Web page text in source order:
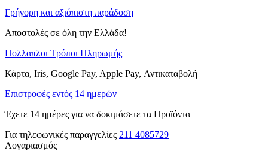
Γρήγορη και αξιόπιστη παράδοση
Αποστολές σε όλη την Ελλάδα!
Πολλαπλοι Τρόποι Πληρωμής
Κάρτα, Iris, Google Pay, Apple Pay, Αντικαταβολή
Επιστροφές εντός 14 ημερών
Έχετε 14 ημέρες για να δοκιμάσετε τα Προϊόντα
Για τηλεφωνικές παραγγελίες 211 4085729
Λογαριασμός